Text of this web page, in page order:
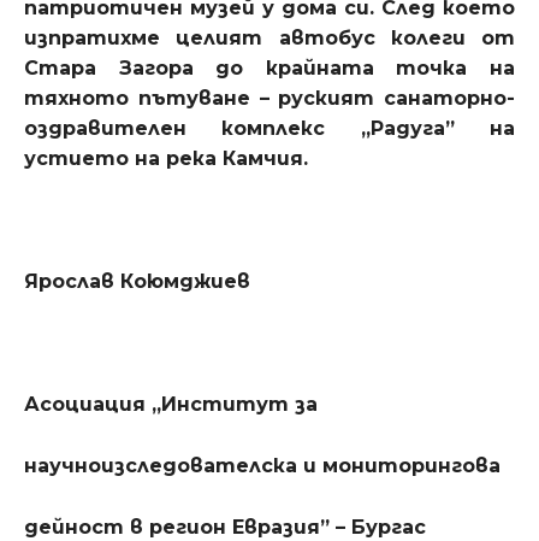
патриотичен музей у дома си. След което
изпратихме целият автобус колеги от
Стара Загора до крайната точка на
тяхното пътуване – руският санаторно-
оздравителен комплекс „Радуга” на
устието на река Камчия.
Ярослав Коюмджиев
Асоциация „Институт за
научноизследователска и мониторингова
дейност в регион Евразия” – Бургас